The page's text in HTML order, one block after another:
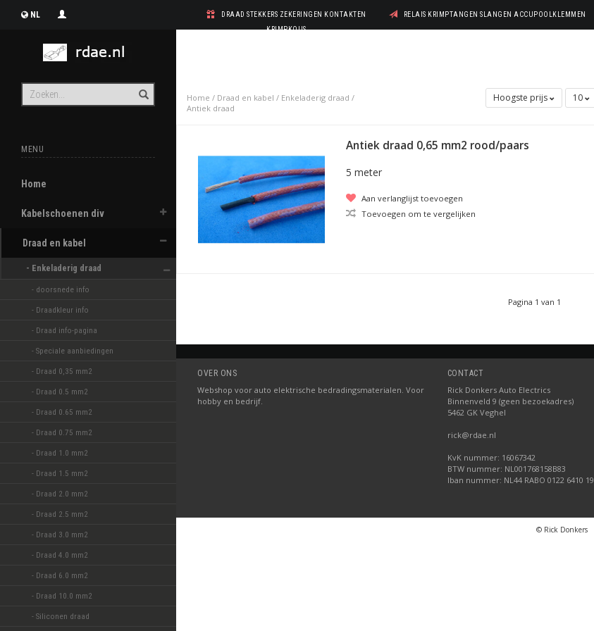
NL
DRAAD STEKKERS ZEKERINGEN KONTAKTEN
KRIMPKOUS
RELAIS KRIMPTANGEN SLANGEN ACCUPOOLKLEMMEN
MENU
Home
Kabelschoenen div
Draad en kabel
- Enkeladerig draad
- doorsnede info
- Draadkleur info
- Draad info-pagina
- Speciale aanbiedingen
- Draad 0,35 mm2
- Draad 0.5 mm2
- Draad 0.65 mm2
- Draad 0.75 mm2
- Draad 1.0 mm2
- Draad 1.5 mm2
- Draad 2.0 mm2
- Draad 2.5 mm2
- Draad 3.0 mm2
- Draad 4.0 mm2
- Draad 6.0 mm2
- Draad 10.0 mm2
- Siliconen draad
Home / Draad en kabel / Enkeladerig draad /
Antiek draad
Hoogste prijs 10
Antiek draad 0,65 mm2 rood/paars
5 meter
Aan verlanglijst toevoegen
Toevoegen om te vergelijken
Pagina 1 van 1
OVER ONS
Webshop voor auto elektrische bedradingsmaterialen. Voor
hobby en bedrijf.
CONTACT
Rick Donkers Auto Electrics
Binnenveld 9 (geen bezoekadres)
5462 GK Veghel
rick@rdae.nl
KvK nummer: 16067342
BTW nummer: NL001768158B83
Iban nummer: NL44 RABO 0122 6410 19
© Rick Donkers